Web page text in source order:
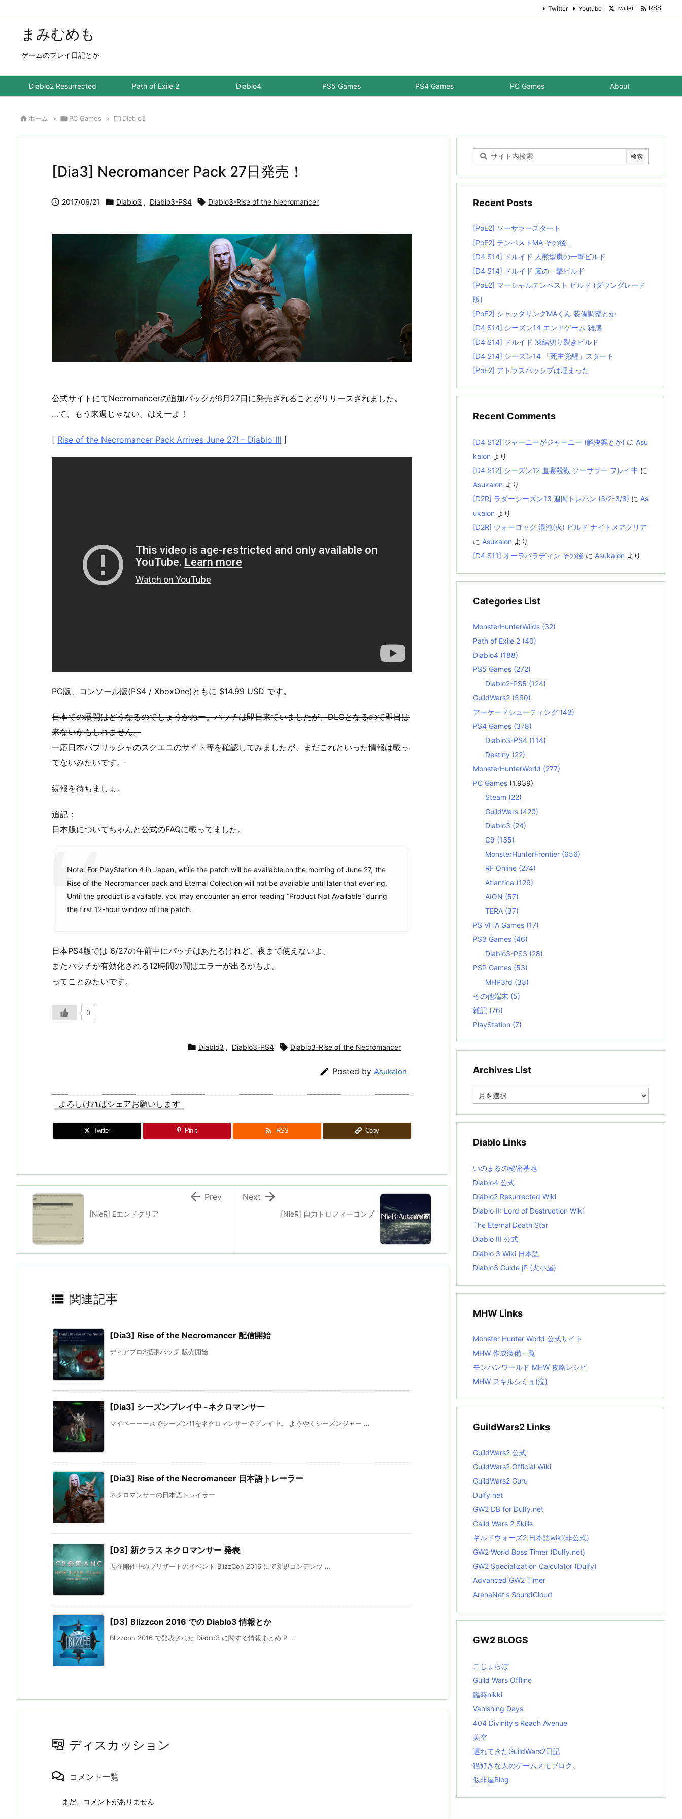
まみむめも
ゲームのプレイ日記とか
Diablo2 Resurrected Path of Exile 2 Diablo4 PS5 Games PS4 Games PC Games About
Twitter Youtube Twitter  RSS
 ホーム > PC Games > Diablo3
[Dia3] Necromancer Pack 27日発売！
 2017/06/21  Diablo3 , Diablo3-PS4  Diablo3-Rise of the Necromancer
公式サイトにてNecromancerの追加パックが6月27日に発売されることがリリースされました。
…て、もう来週じゃない。はえーよ！
[ Rise of the Necromancer Pack Arrives June 27! – Diablo III ]
PC版、コンソール版(PS4 / XboxOne)ともに $14.99 USD です。
日本での展開はどうなるのでしょうかねー。パッチは即日来ていましたが、DLCとなるので即日は
来ないかもしれません。
一応日本パブリッシャのスクエニのサイト等を確認してみましたが、まだこれといった情報は載っ
てないみたいです。
続報を待ちましょ。
追記：
日本版についてちゃんと公式のFAQに載ってました。
Note: For PlayStation 4 in Japan, while the patch will be available on the morning of June 27, the
Rise of the Necromancer pack and Eternal Collection will not be available until later that evening.
Until the product is available, you may encounter an error reading “Product Not Available” during
the first 12-hour window of the patch.
日本PS4版では 6/27の午前中にパッチはあたるけれど、夜まで使えないよ。
またパッチが有効化される12時間の間はエラーが出るかもよ。
ってことみたいです。
0
 Diablo3 , Diablo3-PS4  Diablo3-Rise of the Necromancer
 Posted by Asukalon
よろしければシェアお願いします
Twitter Pin it  RSS Copy
[NieR] 自力トロフィーコンプ

Next
[NieR] Eエンドクリア
 Prev
 関連記事
[Dia3] Rise of the Necromancer 配信開始
ディアブロ3拡張パック 販売開始
[Dia3] シーズンプレイ中 -ネクロマンサー
マイペーーースでシーズン11をネクロマンサーでプレイ中。 ようやくシーズンジャー ...
[Dia3] Rise of the Necromancer 日本語トレーラー
ネクロマンサーの日本語トレイラー
[D3] 新クラス ネクロマンサー 発表
現在開催中のブリザートのイベント BlizzCon 2016 にて新規コンテンツ ...
[D3] Blizzcon 2016 での Diablo3 情報とか
Blizzcon 2016 で発表された Diablo3 に関する情報まとめ P ...
ディスカッション
コメント一覧
まだ、コメントがありません
Recent Posts
[PoE2] ソーサラースタート
[PoE2] テンペストMA その後…
[D4 S14] ドルイド 人熊型嵐の一撃ビルド
[D4 S14] ドルイド 嵐の一撃ビルド
[PoE2] マーシャルテンペスト ビルド (ダウングレード
版)
[PoE2] シャッタリングMAくん 装備調整とか
[D4 S14] シーズン14 エンドゲーム 雑感
[D4 S14] ドルイド 凍結切り裂きビルド
[D4 S14] シーズン14 「死主覚醒」スタート
[PoE2] アトラスパッシブは埋まった
Recent Comments
[D4 S12] ジャーニーがジャーニー (解決案とか) に Asu
kalon より
[D4 S12] シーズン12 血宴殺戮 ソーサラー プレイ中 に
Asukalon より
[D2R] ラダーシーズン13 週間トレハン (3/2-3/8) に As
ukalon より
[D2R] ウォーロック 混沌(火) ビルド ナイトメアクリア
に Asukalon より
[D4 S11] オーラパラディン その後 に Asukalon より
Categories List
MonsterHunterWilds (32)
Path of Exile 2 (40)
Diablo4 (188)
PS5 Games (272)
Diablo2-PS5 (124)
GuildWars2 (560)
アーケードシューティング (43)
PS4 Games (378)
Diablo3-PS4 (114)
Destiny (22)
MonsterHunterWorld (277)
PC Games (1,939)
Steam (22)
GuildWars (420)
Diablo3 (24)
C9 (135)
MonsterHunterFrontier (656)
RF Online (274)
Atlantica (129)
AION (57)
TERA (37)
PS VITA Games (17)
PS3 Games (46)
Diablo3-PS3 (28)
PSP Games (53)
MHP3rd (38)
その他端末 (5)
雑記 (76)
PlayStation (7)
Archives List
e
i
s
t
Diablo Links
いのまるの秘密基地
Diablo4 公式
Diablo2 Resurrected Wiki
Diablo II: Lord of Destruction Wiki
The Eternal Death Star
Diablo III 公式
Diablo 3 Wiki 日本語
Diablo3 Guide jP (犬小屋)
MHW Links
Monster Hunter World 公式サイト
MHW 作成装備一覧
モンハンワールド MHW 攻略レシピ
MHW スキルシミュ(泣)
GuildWars2 Links
GuildWars2 公式
GuildWars2 Official Wiki
GuildWars2 Guru
Dulfy net
GW2 DB for Dulfy.net
Gaild Wars 2 Skills
ギルドウォーズ2 日本語wiki(非公式)
GW2 World Boss Timer (Dulfy.net)
GW2 Specialization Calculator (Dulfy)
Advanced GW2 Timer
ArenaNet's SoundCloud
GW2 BLOGS
こじょらぼ
Guild Wars Offline
臨時nikki
Vanishing Days
404 Divinity's Reach Avenue
美空
遅れてきたGuildWars2日記
猫好きな人のゲームメモブログ。
似非屋Blog